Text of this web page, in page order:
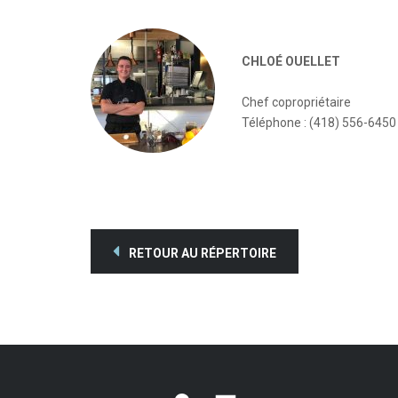
CHLOÉ OUELLET
Chef copropriétaire
Téléphone : (418) 556-6450
RETOUR AU RÉPERTOIRE